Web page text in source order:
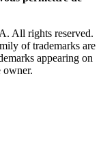
All rights reserved.
of trademarks are
appearing on
owner.